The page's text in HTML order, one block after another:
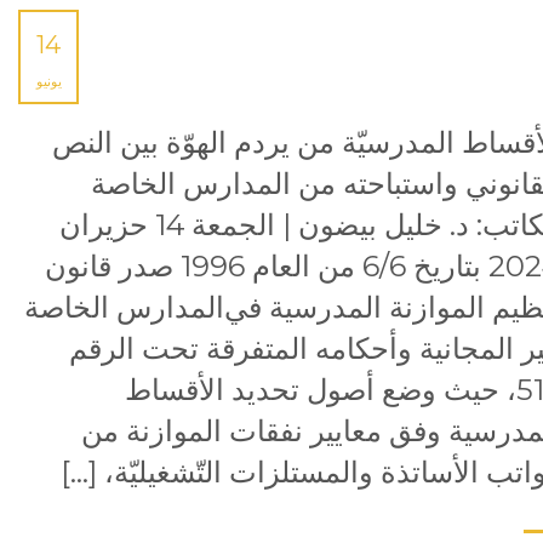
14
يونيو
المدرسيّة من يردم الهوّة بين النص
واستباحته من المدارس الخاصة
الكاتب: د. خليل بيضون | الجمعة 14 حزيران
2024 بتاريخ 6/6 من العام 1996 صدر قانون
اﻟﻤﻮازﻧﺔ اﻟﻤﺪرﺳﯿﺔ ﻓﻲاﻟﻤﺪارس اﻟﺨﺎﺻﺔ
اﻟﻤﺠﺎﻧﯿﺔ وأﺣﻜﺎمه المتفرقة تحت الرﻗﻢ
515، حيث وﺿﻊ أﺻﻮل ﺗﺤﺪﯾﺪ الأﻗﺴﺎط
وفق معايير نفقات الموازنة من
الأساتذة والمستلزات التّشغيليّة، […]